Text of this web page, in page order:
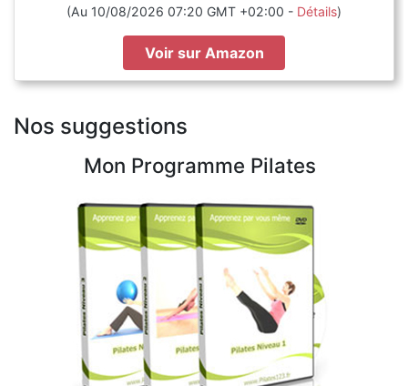
(Au 10/08/2026 07:20 GMT +02:00 - Détails)
Voir sur Amazon
Nos suggestions
Mon Programme Pilates